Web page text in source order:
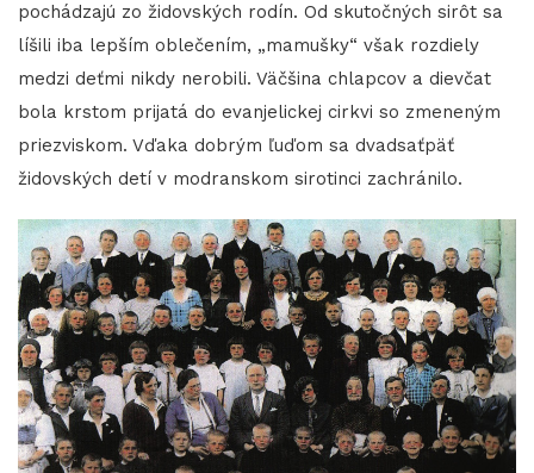
pochádzajú zo židovských rodín. Od skutočných sirôt sa
líšili iba lepším oblečením, „mamušky“ však rozdiely
medzi deťmi nikdy nerobili. Väčšina chlapcov a dievčat
bola krstom prijatá do evanjelickej cirkvi so zmeneným
priezviskom. Vďaka dobrým ľuďom sa dvadsaťpäť
židovských detí v modranskom sirotinci zachránilo.